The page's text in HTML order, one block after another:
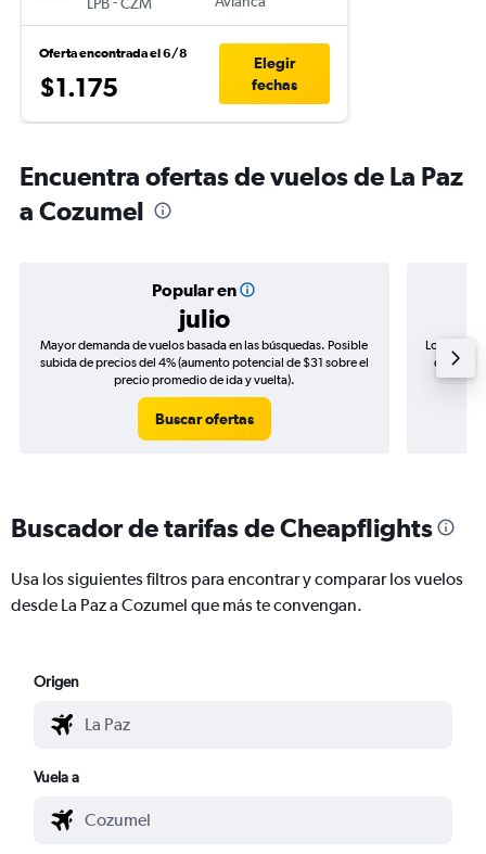
Oferta encontrada el 6/8
$1.175
Elegir
fechas
Encuentra ofertas de vuelos de La Paz
a Cozumel
Popular en
julio
Mayor demanda de vuelos basada en las búsquedas. Posible
subida de precios del 4% (aumento potencial de $31 sobre el
precio promedio de ida y vuelta).
Buscar ofertas
Los
de
Buscador de tarifas de Cheapflights
Usa los siguientes filtros para encontrar y comparar los vuelos
desde La Paz a Cozumel que más te convengan.
Origen
Vuela a